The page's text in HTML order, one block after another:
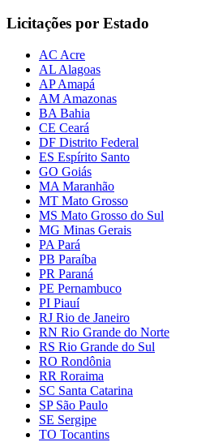
Licitações por Estado
AC Acre
AL Alagoas
AP Amapá
AM Amazonas
BA Bahia
CE Ceará
DF Distrito Federal
ES Espírito Santo
GO Goiás
MA Maranhão
MT Mato Grosso
MS Mato Grosso do Sul
MG Minas Gerais
PA Pará
PB Paraíba
PR Paraná
PE Pernambuco
PI Piauí
RJ Rio de Janeiro
RN Rio Grande do Norte
RS Rio Grande do Sul
RO Rondônia
RR Roraima
SC Santa Catarina
SP São Paulo
SE Sergipe
TO Tocantins